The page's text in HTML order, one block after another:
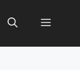
Menu